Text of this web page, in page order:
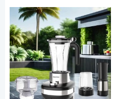
0
sur
5